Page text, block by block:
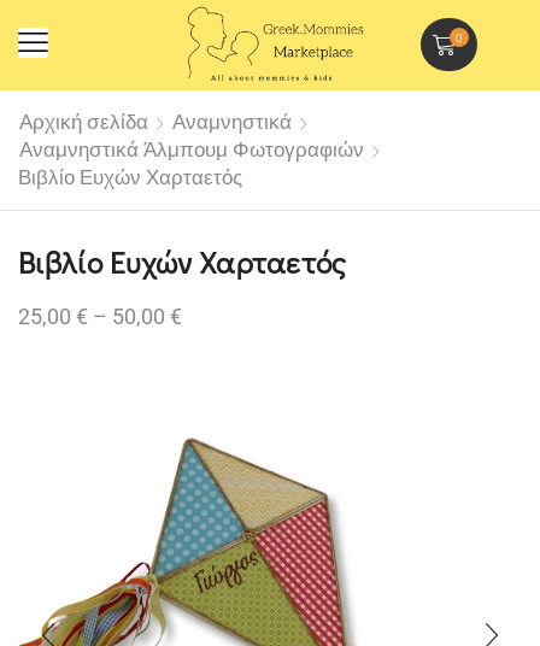
0
Αρχική σελίδα
Αναμνηστικά
Αναμνηστικά Άλμπουμ Φωτογραφιών
Βιβλίο Ευχών Χαρταετός
Βιβλίο Ευχών Χαρταετός
25,00 € – 50,00 €